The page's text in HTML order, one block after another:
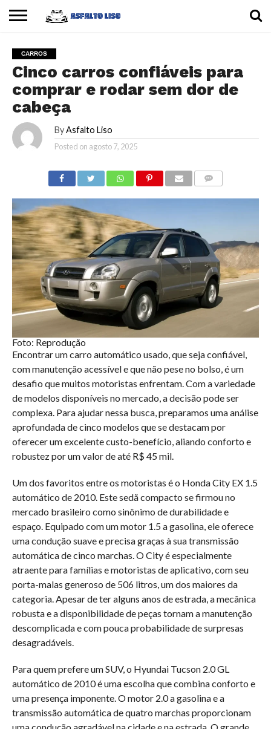
CARROS
MOTOS
DICAS
CARROS
Cinco carros confiáveis para
comprar e rodar sem dor de
cabeça
By Asfalto Liso
Posted on agosto 7, 2025
Foto: Reprodução
Encontrar um carro automático usado, que seja confiável,
com manutenção acessível e que não pese no bolso, é um
desafio que muitos motoristas enfrentam. Com a variedade
de modelos disponíveis no mercado, a decisão pode ser
complexa. Para ajudar nessa busca, preparamos uma análise
aprofundada de cinco modelos que se destacam por
oferecer um excelente custo-benefício, aliando conforto e
robustez por um valor de até R$ 45 mil.
Um dos favoritos entre os motoristas é o Honda City EX 1.5
automático de 2010. Este sedã compacto se firmou no
mercado brasileiro como sinônimo de durabilidade e
espaço. Equipado com um motor 1.5 a gasolina, ele oferece
uma condução suave e precisa graças à sua transmissão
automática de cinco marchas. O City é especialmente
atraente para famílias e motoristas de aplicativo, com seu
porta-malas generoso de 506 litros, um dos maiores da
categoria. Apesar de ter alguns anos de estrada, a mecânica
robusta e a disponibilidade de peças tornam a manutenção
descomplicada e com pouca probabilidade de surpresas
desagradáveis.
Para quem prefere um SUV, o Hyundai Tucson 2.0 GL
automático de 2010 é uma escolha que combina conforto e
uma presença imponente. O motor 2.0 a gasolina e a
transmissão automática de quatro marchas proporcionam